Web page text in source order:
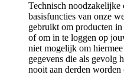
Technisch noodzakelijke
basisfuncties van onze
gebruikt om producten
of om in te loggen op
niet mogelijk om
gegevens die als gevolg
nooit aan derden worden